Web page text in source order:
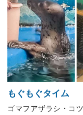
もぐもぐタイム
ゴマフアザラシ・コ